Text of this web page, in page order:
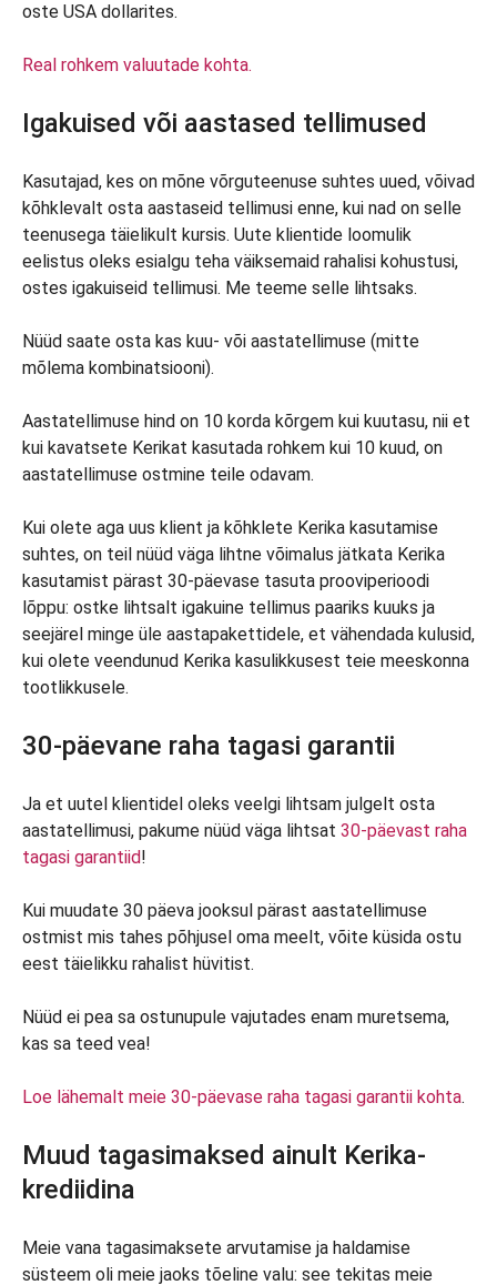
oste USA dollarites.
Real rohkem valuutade kohta.
Igakuised või aastased tellimused
Kasutajad, kes on mõne võrguteenuse suhtes uued, võivad
kõhklevalt osta aastaseid tellimusi enne, kui nad on selle
teenusega täielikult kursis. Uute klientide loomulik
eelistus oleks esialgu teha väiksemaid rahalisi kohustusi,
ostes igakuiseid tellimusi. Me teeme selle lihtsaks.
Nüüd saate osta kas kuu- või aastatellimuse (mitte
mõlema kombinatsiooni).
Aastatellimuse hind on 10 korda kõrgem kui kuutasu, nii et
kui kavatsete Kerikat kasutada rohkem kui 10 kuud, on
aastatellimuse ostmine teile odavam.
Kui olete aga uus klient ja kõhklete Kerika kasutamise
suhtes, on teil nüüd väga lihtne võimalus jätkata Kerika
kasutamist pärast 30-päevase tasuta prooviperioodi
lõppu: ostke lihtsalt igakuine tellimus paariks kuuks ja
seejärel minge üle aastapakettidele, et vähendada kulusid,
kui olete veendunud Kerika kasulikkusest teie meeskonna
tootlikkusele.
30-päevane raha tagasi garantii
Ja et uutel klientidel oleks veelgi lihtsam julgelt osta
aastatellimusi, pakume nüüd väga lihtsat 30-päevast raha
tagasi garantiid!
Kui muudate 30 päeva jooksul pärast aastatellimuse
ostmist mis tahes põhjusel oma meelt, võite küsida ostu
eest täielikku rahalist hüvitist.
Nüüd ei pea sa ostunupule vajutades enam muretsema,
kas sa teed vea!
Loe lähemalt meie 30-päevase raha tagasi garantii kohta.
Muud tagasimaksed ainult Kerika-
krediidina
Meie vana tagasimaksete arvutamise ja haldamise
süsteem oli meie jaoks tõeline valu: see tekitas meie